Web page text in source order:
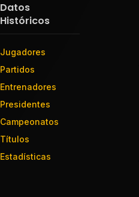
Datos
Históricos
Jugadores
Partidos
Entrenadores
Presidentes
Campeonatos
Títulos
Estadísticas